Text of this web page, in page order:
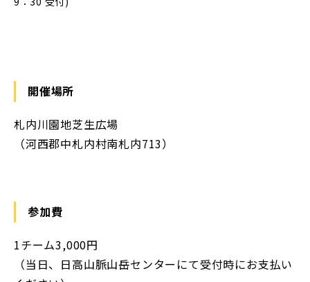
開催場所
札内川園地芝生広場
（河西郡中札内村南札内713）
参加費
1チーム3,000円
（当日、日高山脈山岳センターにて受付時にお支払い